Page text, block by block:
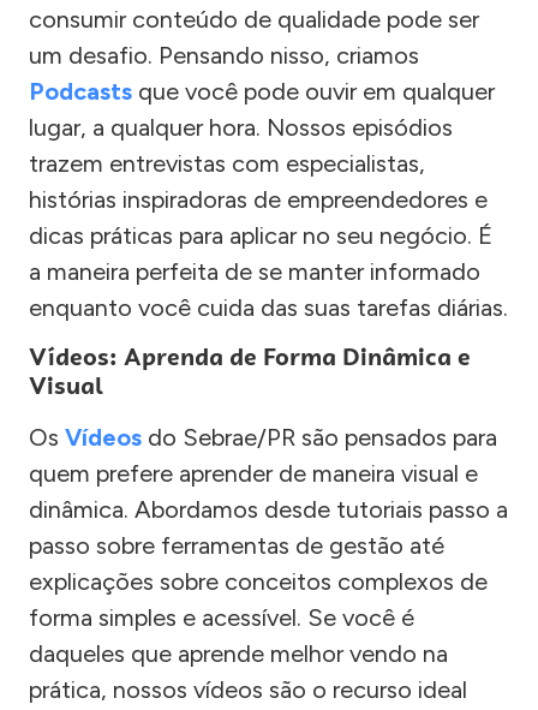
consumir conteúdo de qualidade pode ser
um desafio. Pensando nisso, criamos
Podcasts que você pode ouvir em qualquer
lugar, a qualquer hora. Nossos episódios
trazem entrevistas com especialistas,
histórias inspiradoras de empreendedores e
dicas práticas para aplicar no seu negócio. É
a maneira perfeita de se manter informado
enquanto você cuida das suas tarefas diárias.
Vídeos: Aprenda de Forma Dinâmica e
Visual
Os Vídeos do Sebrae/PR são pensados para
quem prefere aprender de maneira visual e
dinâmica. Abordamos desde tutoriais passo a
passo sobre ferramentas de gestão até
explicações sobre conceitos complexos de
forma simples e acessível. Se você é
daqueles que aprende melhor vendo na
prática, nossos vídeos são o recurso ideal